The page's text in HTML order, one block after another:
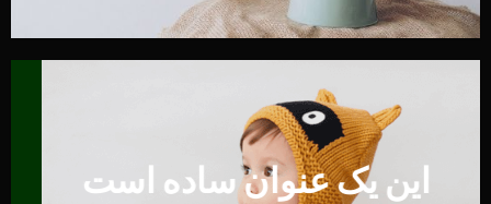
این یک عنوان ساده است